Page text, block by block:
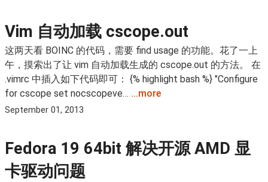
Vim 自动加载 cscope.out
这两天看 BOINC 的代码，需要 find usage 的功能。花了一上
午，摸索出了让 vim 自动加载生成的 cscope.out 的方法。 在
.vimrc 中插入如下代码即可： {% highlight bash %} "Configure
for cscope set nocscopeve… ...more
September 01, 2013
Fedora 19 64bit 解决开源 AMD 显
卡驱动问题